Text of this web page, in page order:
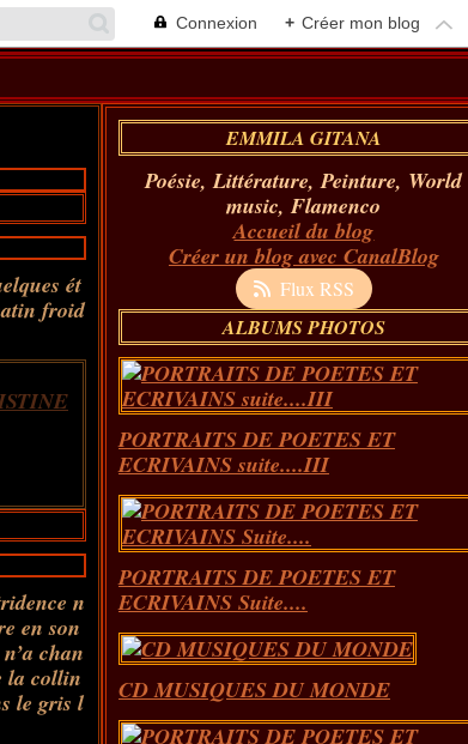
Connexion + Créer mon blog
ét
froid
n
en son
chan
la collin
le gris l
EMMILA GITANA
Poésie, Littérature, Peinture, World
music, Flamenco
Accueil du blog
Créer un blog avec CanalBlog
Flux RSS
ALBUMS PHOTOS
PORTRAITS DE POETES ET
ECRIVAINS suite....III
PORTRAITS DE POETES ET
ECRIVAINS Suite....
CD MUSIQUES DU MONDE